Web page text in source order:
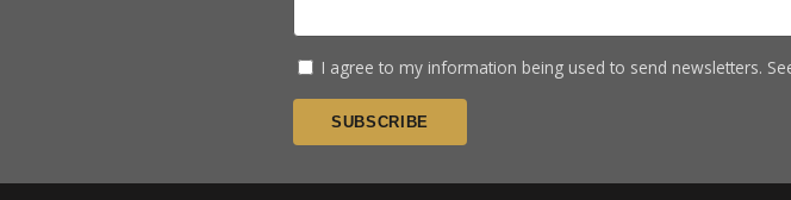
I agree to my information being used to send newsletters.